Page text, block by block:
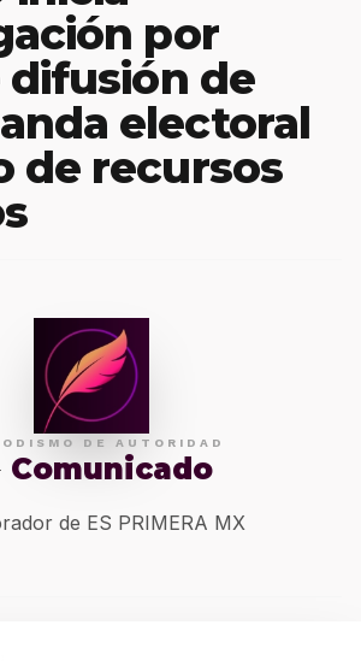
por
difusión de
electoral
de recursos
DE AUTORIDAD
Comunicado
de ES PRIMERA MX